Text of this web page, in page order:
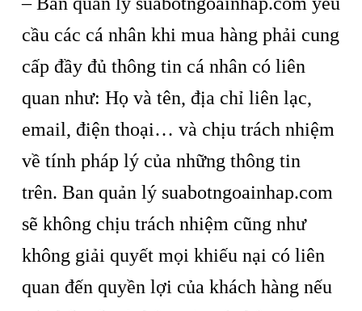
cầu các cá nhân khi mua hàng phải cung
cấp đầy đủ thông tin cá nhân có liên
quan như: Họ và tên, địa chỉ liên lạc,
email, điện thoại… và chịu trách nhiệm
về tính pháp lý của những thông tin
trên. Ban quản lý suabotngoainhap.com
sẽ không chịu trách nhiệm cũng như
không giải quyết mọi khiếu nại có liên
quan đến quyền lợi của khách hàng nếu